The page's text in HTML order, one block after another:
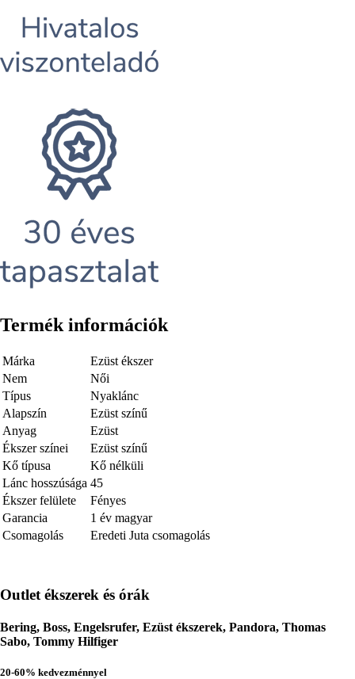
Termék információk
Márka
Ezüst ékszer
Nem
Női
Típus
Nyaklánc
Alapszín
Ezüst színű
Anyag
Ezüst
Ékszer színei
Ezüst színű
Kő típusa
Kő nélküli
Lánc hosszúsága 45
Ékszer felülete
Fényes
Garancia
1 év magyar
Csomagolás
Eredeti Juta csomagolás
Outlet ékszerek és órák
Bering, Boss, Engelsrufer, Ezüst ékszerek, Pandora, Thomas
Sabo, Tommy Hilfiger
20-60% kedvezménnyel